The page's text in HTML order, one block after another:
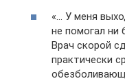
«… У меня
не помогал ни
Врач скорой
практически